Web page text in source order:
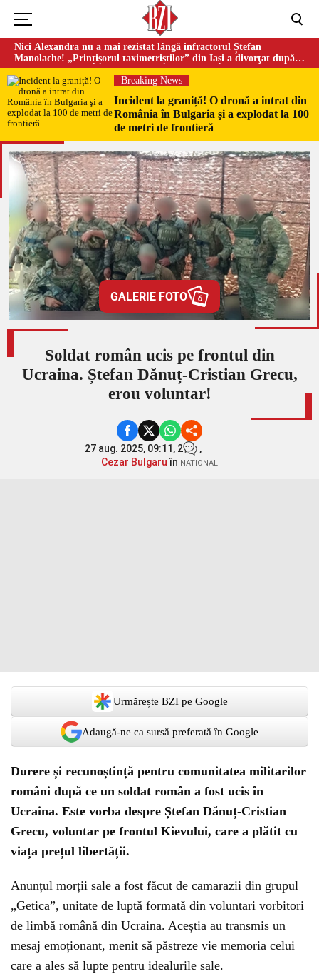
Nici Alexandra nu a mai rezistat lângă infractorul Ștefan
Manolache! „Prințișorul taximetriștilor” din Iași a divorţat după
doi ani de căsnicie
Breaking News
Incident la graniță! O dronă a intrat din
România în Bulgaria şi a explodat la 100
de metri de frontieră
GALERIE FOTO 6
Soldat român ucis pe frontul din
Ucraina. Ștefan Dănuț-Cristian Grecu,
erou voluntar!
27 aug. 2025, 09:11, 2
,
Cezar Bulgaruîn NATIONAL
Urmărește BZI pe Google
Adaugă-ne ca sursă preferată în Google
Durere și recunoștință pentru comunitatea militarilor
români după ce un soldat român a fost ucis în
Ucraina. Este vorba despre Ștefan Dănuț-Cristian
Grecu, voluntar pe frontul Kievului, care a plătit cu
viața prețul libertății.
Anunțul morții sale a fost făcut de camarazii din grupul
„Getica”, unitate de luptă formată din voluntari vorbitori
de limbă română din Ucraina. Aceștia au transmis un
mesaj emoționant, menit să păstreze vie memoria celui
care a ales să lupte pentru idealurile sale.